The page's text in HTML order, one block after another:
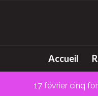
Accueil
17 février cinq